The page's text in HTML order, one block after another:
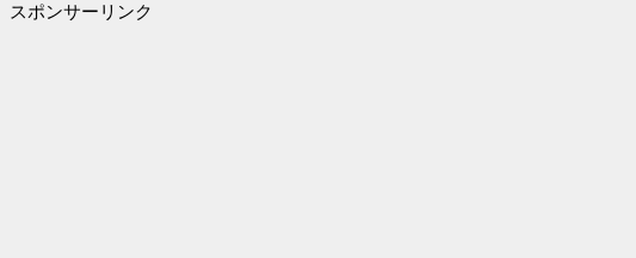
スポンサーリンク